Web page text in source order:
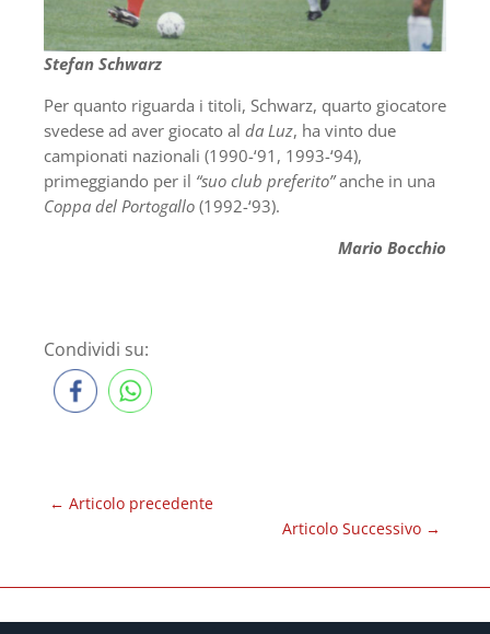
Stefan Schwarz
Per quanto riguarda i titoli, Schwarz, quarto giocatore
svedese ad aver giocato al da Luz, ha vinto due
campionati nazionali (1990-‘91, 1993-‘94),
primeggiando per il “suo club preferito”anche in una
Coppa del Portogallo (1992-‘93).
Mario Bocchio
Condividi su:
← Articolo precedente
Articolo Successivo →